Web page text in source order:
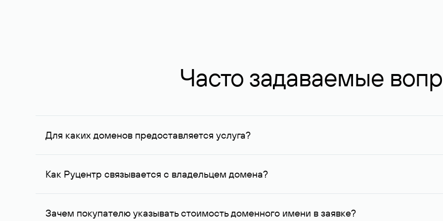
Часто задаваемые
Для каких доменов предоставляется услуга?
Услуга доступна для доменов, зарегистрированных в Руцентре и у других регистраторов. Для доменов,
Как Руцентр связывается с владельцем домена?
Для связи с владельцем домена используются его контактные данные, доступные Руцентру.
Зачем покупателю указывать стоимость доменного имени в заявке?